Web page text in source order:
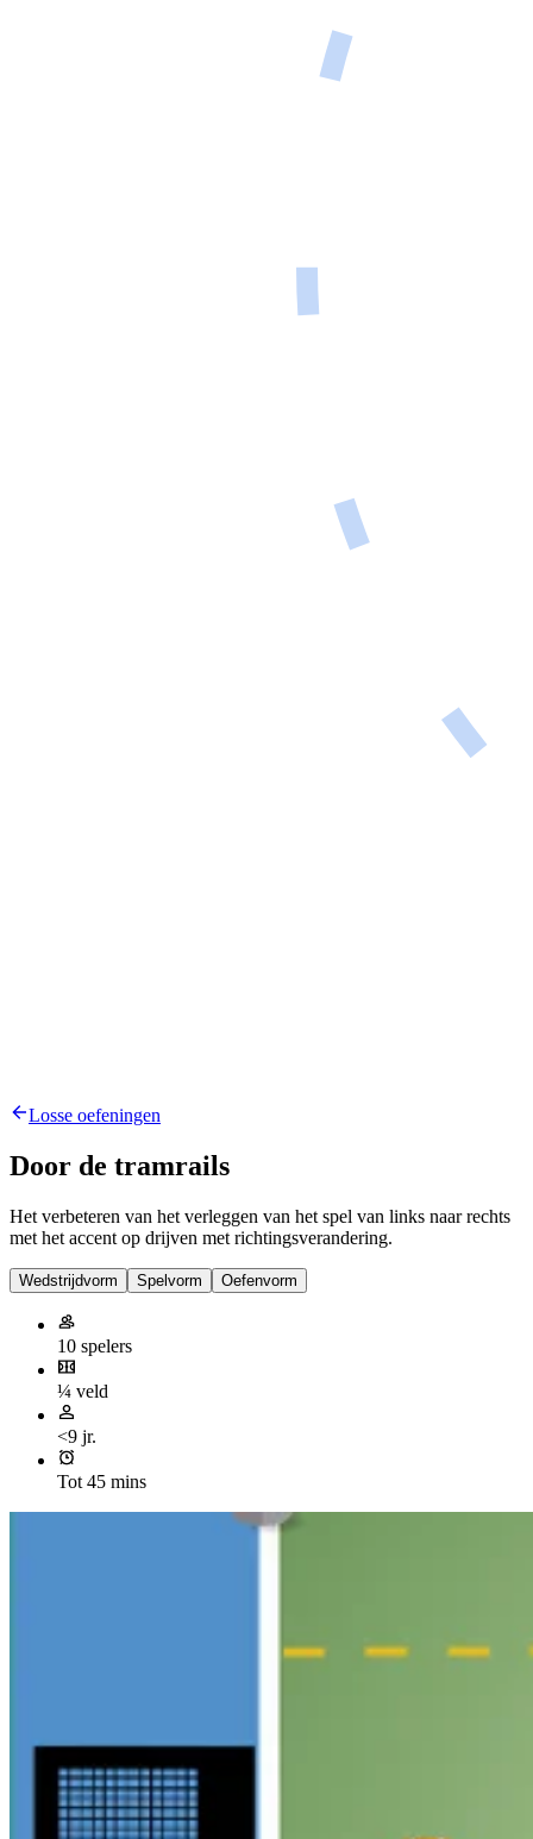
Losse oefeningen
Door de tramrails
Het verbeteren van het verleggen van het spel van links naar rechts
met het accent op drijven met richtingsverandering.
Wedstrijdvorm Spelvorm Oefenvorm
10 spelers
¼ veld
<9 jr.
Tot 45 mins